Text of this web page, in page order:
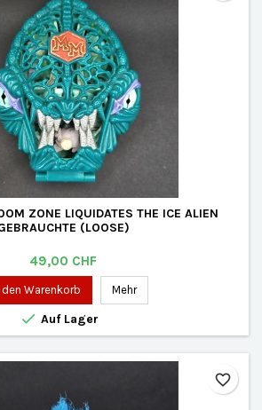
ZONE LIQUIDATES THE ICE ALIEN
(LOOSE)
Preis
49,00 CHF
den Warenkorb Mehr
 Auf Lager
favorite_border